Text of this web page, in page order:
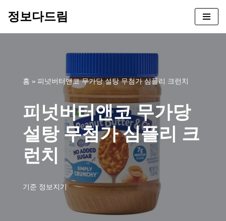
정보다드림
홈 » 피넛버터앤코 무가당 설탕 무첨가 심플리 크런치
피넛버터앤코 무가당
설탕 무첨가 심플리 크
런치
기준 정보지기